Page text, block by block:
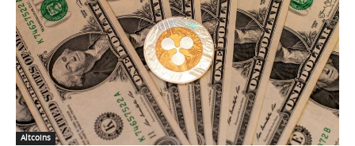
Altcoins